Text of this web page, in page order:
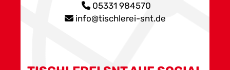
05331 984570
info@tischlerei-snt.de